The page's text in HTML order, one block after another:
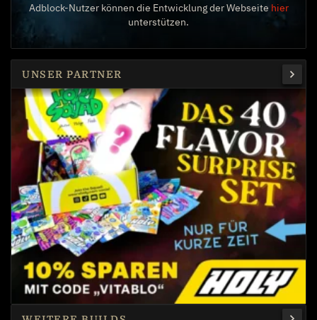
Adblock-Nutzer können die Entwicklung der Webseite hier
unterstützen.
UNSER PARTNER